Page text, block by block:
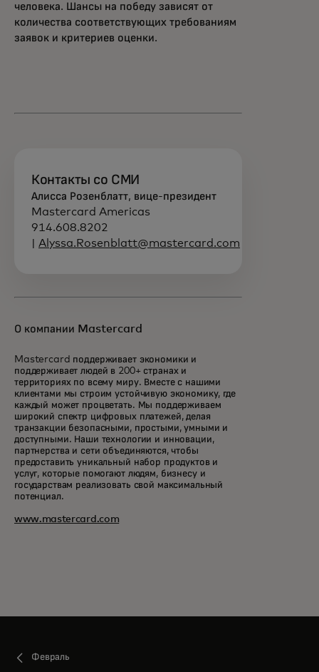
человека. Шансы на победу зависят от
количества соответствующих требованиям
заявок и критериев оценки.
Контакты со СМИ
Алисса Розенблатт, вице-президент
Mastercard Americas
914.608.8202
Alyssa.Rosenblatt@mastercard.com
О компании Mastercard
Mastercard поддерживает экономики и
поддерживает людей в 200+ странах и
территориях по всему миру. Вместе с нашими
клиентами мы строим устойчивую экономику, где
каждый может процветать. Мы поддерживаем
широкий спектр цифровых платежей, делая
транзакции безопасными, простыми, умными и
доступными. Наши технологии и инновации,
партнерства и сети объединяются, чтобы
предоставить уникальный набор продуктов и
услуг, которые помогают людям, бизнесу и
государствам реализовать свой максимальный
потенциал.
www.mastercard.com
Февраль